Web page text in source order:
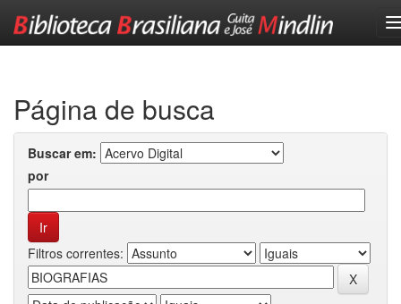
Página de busca
Buscar em:
por
Filtros correntes: